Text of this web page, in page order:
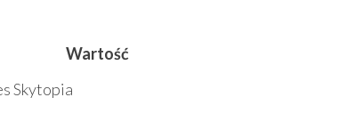
Wartość
Skytopia